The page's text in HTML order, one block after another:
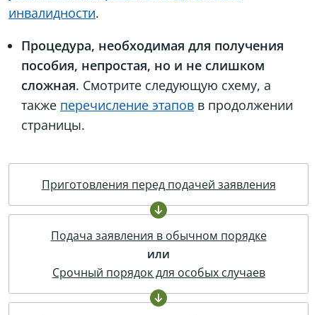
инвалидности.
Процедура, необходимая для получения
пособия, непростая, но и не слишком
сложная. Смотрите следующую схему, а
также перечисление этапов в продолжении
страницы.
Приготовления перед подачей заявления
Подача заявления в обычном порядке
или
Срочный порядок для особых случаев